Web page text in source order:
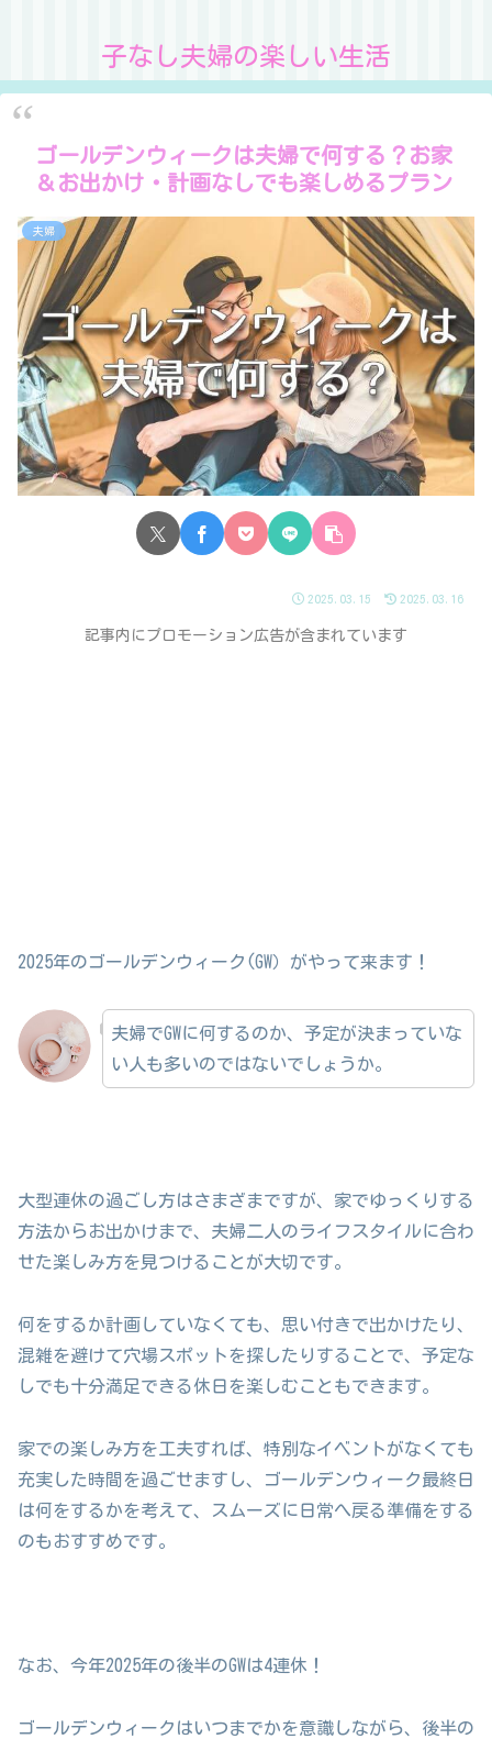
子なし夫婦の楽しい生活
ゴールデンウィークは夫婦で何する？お家
＆お出かけ・計画なしでも楽しめるプラン
夫婦
2025.03.15 2025.03.16
記事内にプロモーション広告が含まれています
2025年のゴールデンウィーク(GW）がやって来ます！
夫婦でGWに何するのか、予定が決まっていな
い人も多いのではないでしょうか。
大型連休の過ごし方はさまざまですが、家でゆっくりする
方法からお出かけまで、夫婦二人のライフスタイルに合わ
せた楽しみ方を見つけることが大切です。
何をするか計画していなくても、思い付きで出かけたり、
混雑を避けて穴場スポットを探したりすることで、予定な
しでも十分満足できる休日を楽しむこともできます。
家での楽しみ方を工夫すれば、特別なイベントがなくても
充実した時間を過ごせますし、ゴールデンウィーク最終日
は何をするかを考えて、スムーズに日常へ戻る準備をする
のもおすすめです。
なお、今年2025年の後半のGWは4連休！
ゴールデンウィークはいつまでかを意識しながら、後半の